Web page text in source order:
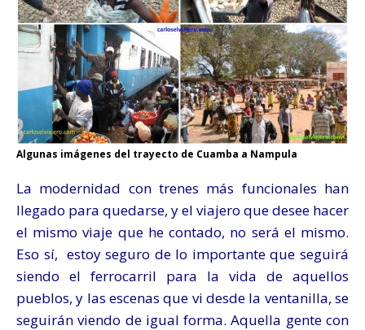
Algunas imágenes del trayecto de Cuamba a Nampula
La modernidad con trenes más funcionales han
llegado para quedarse, y el viajero que desee hacer
el mismo viaje que he contado, no será el mismo.
Eso sí, estoy seguro de lo importante que seguirá
siendo el ferrocarril para la vida de aquellos
pueblos, y las escenas que vi desde la ventanilla, se
seguirán viendo de igual forma.Aquella gente con